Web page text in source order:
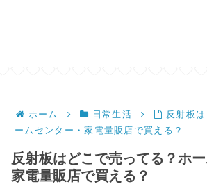
ホーム 日常生活
反射板
ームセンター・家電量販店で買える？
反射板はどこで売ってる？ホ
家電量販店で買える？